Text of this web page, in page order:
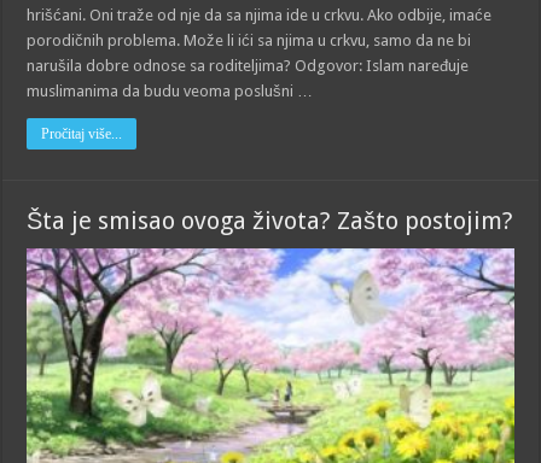
hrišćani. Oni traže od nje da sa njima ide u crkvu. Ako odbije, imaće
porodičnih problema. Može li ići sa njima u crkvu, samo da ne bi
narušila dobre odnose sa roditeljima? Odgovor: Islam naređuje
muslimanima da budu veoma poslušni …
Pročitaj više...
Šta je smisao ovoga života? Zašto postojim?